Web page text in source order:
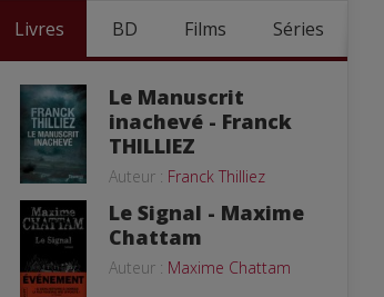
Livres BD Films Séries
Le Manuscrit
inachevé - Franck
THILLIEZ
Auteur : Franck Thilliez
Le Signal - Maxime
Chattam
Auteur : Maxime Chattam